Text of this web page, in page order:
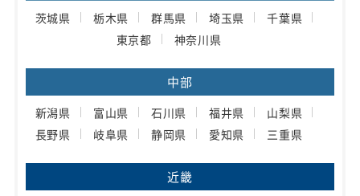
茨城県 栃木県 群馬県 埼玉県
千葉県
東京都
神奈川県
中部
新潟県 富山県 石川県 福井県
山梨県
長野県
岐阜県 静岡県 愛知県 三重県
近畿